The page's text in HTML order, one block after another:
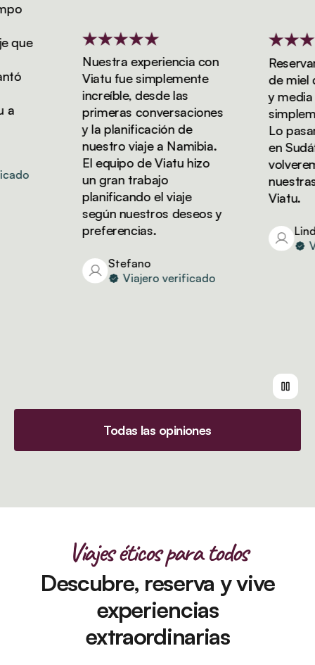
Nuestra experiencia con
Viatu fue simplemente
increíble, desde las
primeras conversaciones
y la planificación de
nuestro viaje a Namibia.
El equipo de Viatu hizo
un gran trabajo
planificando el viaje
según nuestros deseos y
preferencias.
Stefano
Viajero verificado
de miel
y media
Lo
en
nuestras
Viatu.
Linda
Todas las opiniones
Viajes éticos para todos
Descubre, reserva y vive
experiencias
extraordinarias